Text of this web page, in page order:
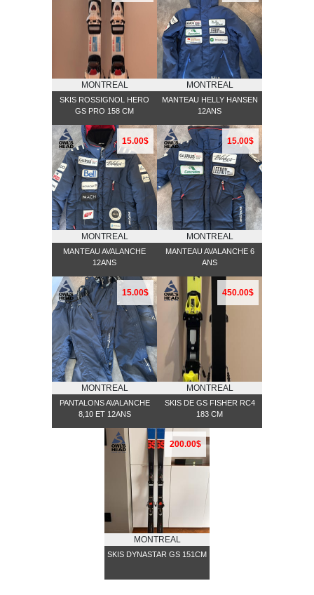
MONTREAL
SKIS ROSSIGNOL HERO
GS PRO 158 CM
MONTREAL
MANTEAU HELLY HANSEN
12ANS
15.00$
MONTREAL
MANTEAU AVALANCHE
12ANS
15.00$
MONTREAL
MANTEAU AVALANCHE 6
ANS
15.00$
MONTREAL
PANTALONS AVALANCHE
8,10 ET 12ANS
450.00$
MONTREAL
SKIS DE GS FISHER RC4
183 CM
200.00$
MONTREAL
SKIS DYNASTAR GS 151CM